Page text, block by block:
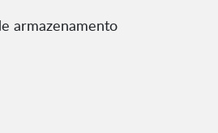
armazenamento